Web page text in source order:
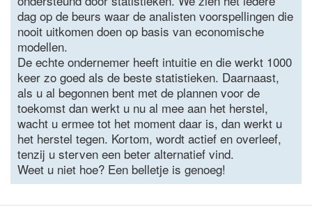
dag op de beurs waar de analisten voorspellingen die
nooit uitkomen doen op basis van economische
modellen.
De echte ondernemer heeft intuitie en die werkt 1000
keer zo goed als de beste statistieken. Daarnaast,
als u al begonnen bent met de plannen voor de
toekomst dan werkt u nu al mee aan het herstel,
wacht u ermee tot het moment daar is, dan werkt u
het herstel tegen. Kortom, wordt actief en overleef,
tenzij u sterven een beter alternatief vind.
Weet u niet hoe? Een belletje is genoeg!